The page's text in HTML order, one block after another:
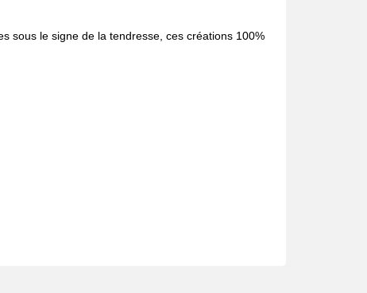
sous le signe de la tendresse, ces créations 100%